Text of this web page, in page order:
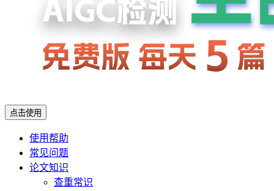
点击使用
使用帮助
常见问题
论文知识
查重常识